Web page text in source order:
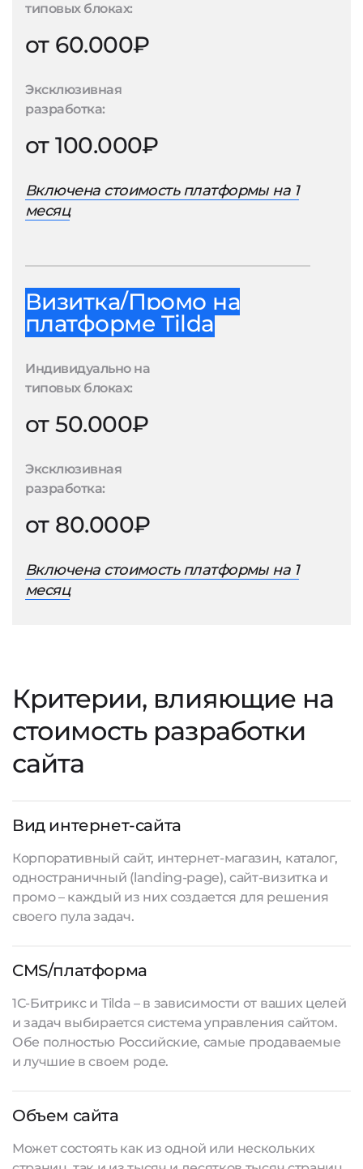
типовых блоках:
от 60.000₽
Эксклюзивная
разработка:
от 100.000₽
Включена стоимость платформы на 1
месяц
Визитка/Промо на
платформе Tilda
Индивидуально на
типовых блоках:
от 50.000₽
Эксклюзивная
разработка:
от 80.000₽
Включена стоимость платформы на 1
месяц
Критерии, влияющие на
стоимость разработки
сайта
Вид интернет-сайта
Корпоративный сайт, интернет-магазин, каталог,
одностраничный (landing-page), сайт-визитка и
промо – каждый из них создается для решения
своего пула задач.
CMS/платформа
1С-Битрикс и Tilda – в зависимости от ваших целей
и задач выбирается система управления сайтом.
Обе полностью Российские, самые продаваемые
и лучшие в своем роде.
Объем сайта
Может состоять как из одной или нескольких